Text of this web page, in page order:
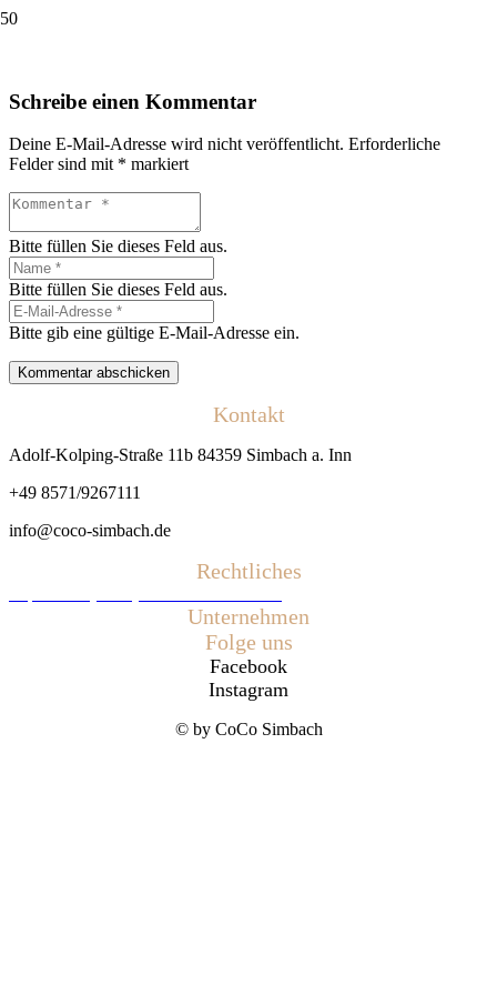
Schreibe einen Kommentar
Deine E-Mail-Adresse wird nicht veröffentlicht. Erforderliche
Felder sind mit * markiert
Bitte füllen Sie dieses Feld aus.
Bitte füllen Sie dieses Feld aus.
Bitte gib eine gültige E-Mail-Adresse ein.
Kommentar abschicken
Kontakt
Adolf-Kolping-Straße 11b 84359 Simbach a. Inn
+49 8571/9267111
info@coco-simbach.de
Rechtliches
Unternehmen
Folge uns
Facebook
Instagram
© by CoCo Simbach